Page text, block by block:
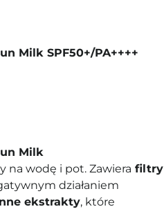
Milk SPF50+/PA++++
Milk
na wodę i pot. Zawiera filtry
działaniem
ekstrakty, które